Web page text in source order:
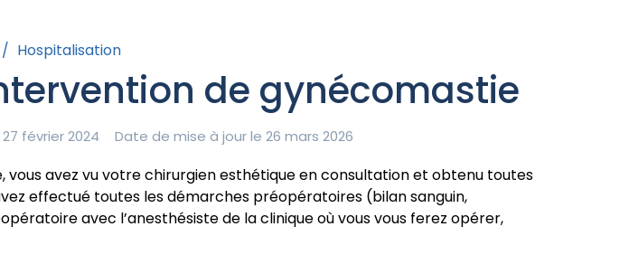
/ Hospitalisation
de gynécomastie
février 2024 Date de mise à jour le 26 mars 2026
avez vu votre chirurgien esthétique en consultation et obtenu toutes
effectué toutes les démarches préopératoires (bilan sanguin,
avec l’anesthésiste de la clinique où vous vous ferez opérer,